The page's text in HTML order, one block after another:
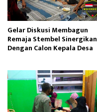
Gelar Diskusi Membagun
Remaja Stembel Sinergikan
Dengan Calon Kepala Desa